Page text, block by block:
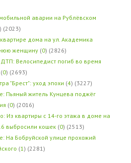
аварии на Рублёвском
) (2023)
дома на ул. Академика
женщину (0) (2826)
Велосипедист погиб во время
(0) (2693)
"Брест": уход эпохи (4) (3227)
Пьяный житель Кунцева поджёг
(0) (2016)
Из квартиры с 14-го этажа в доме на
выбросили кошек (0) (2513)
На Бобруйской улице прохожий
(1 ) (2281)